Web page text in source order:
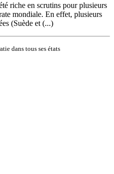
riche en scrutins pour plusieurs
mondiale. En effet, plusieurs
(Suède et (...)
dans tous ses états